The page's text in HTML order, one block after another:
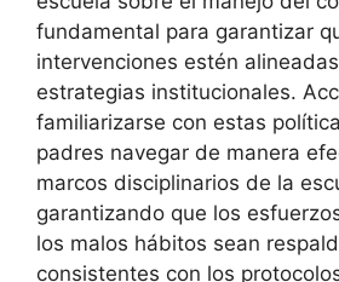
fundamental para garantizar
intervenciones estén
estrategias institucionales.
familiarizarse con estas
padres navegar de manera
marcos disciplinarios de la
garantizando que los
los malos hábitos sean
consistentes con los